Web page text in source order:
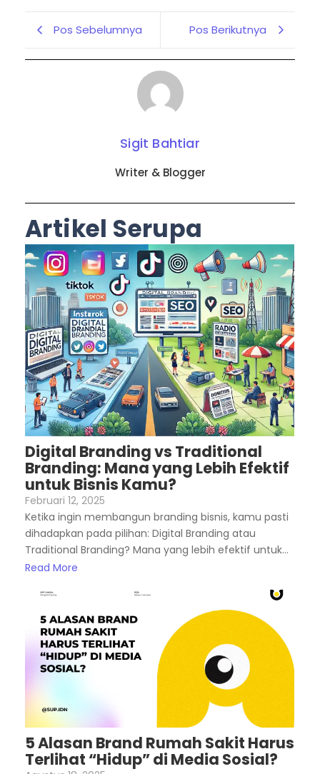
Pos Sebelumnya Pos Berikutnya
Sigit Bahtiar
Writer & Blogger
Artikel Serupa
Digital Branding vs Traditional
Branding: Mana yang Lebih Efektif
untuk Bisnis Kamu?
Februari 12, 2025
Ketika ingin membangun branding bisnis, kamu pasti
dihadapkan pada pilihan: Digital Branding atau
Traditional Branding? Mana yang lebih efektif untuk...
Read More
5 Alasan Brand Rumah Sakit Harus
Terlihat “Hidup” di Media Sosial?